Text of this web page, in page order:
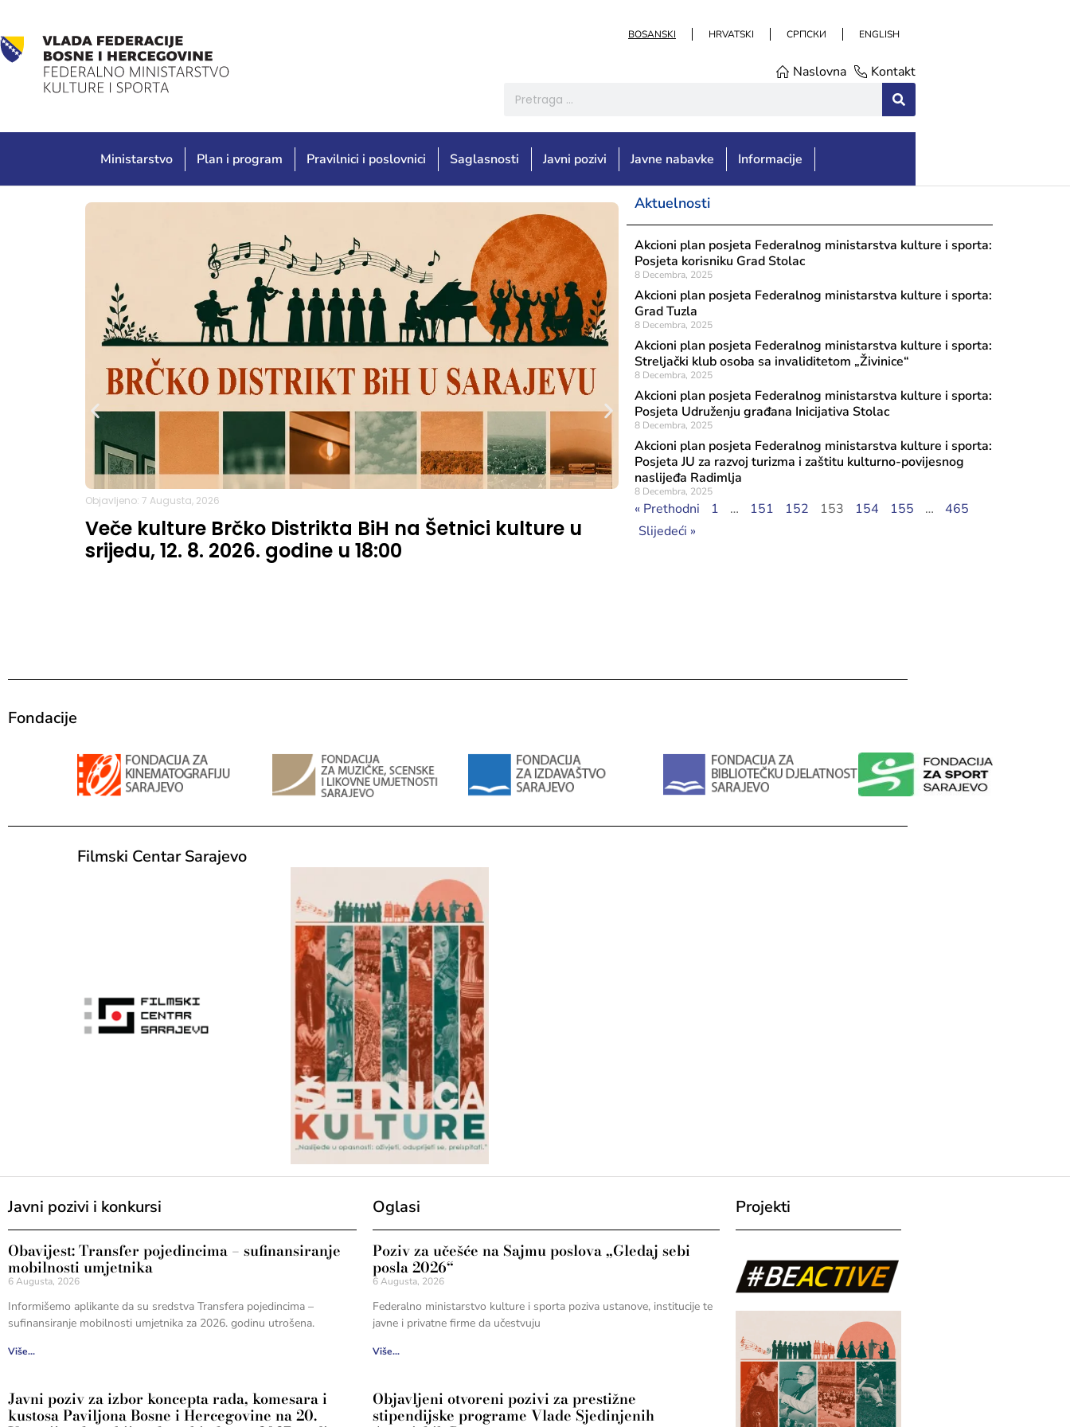
BOSANSKI HRVATSKI СРПСКИ ENGLISH
Naslovna Kontakt
Ministarstvo Plan i program Pravilnici i poslovnici Saglasnosti Javni pozivi Javne nabavke Informacije
Objavljeno: 7 Augusta, 2026
Veče kulture Brčko Distrikta BiH na Šetnici kulture u
srijedu, 12. 8. 2026. godine u 18:00
Objavljeno: 7 Augusta, 2026
Rezultati javnog poziva 2026: Transfer za
Aktuelnosti
Akcioni plan posjeta Federalnog ministarstva kulture i sporta:
Posjeta korisniku Grad Stolac
8 Decembra, 2025
Akcioni plan posjeta Federalnog ministarstva kulture i sporta:
Grad Tuzla
8 Decembra, 2025
Akcioni plan posjeta Federalnog ministarstva kulture i sporta:
Streljački klub osoba sa invaliditetom „Živinice“
8 Decembra, 2025
Akcioni plan posjeta Federalnog ministarstva kulture i sporta:
Posjeta Udruženju građana Inicijativa Stolac
8 Decembra, 2025
Akcioni plan posjeta Federalnog ministarstva kulture i sporta:
Posjeta JU za razvoj turizma i zaštitu kulturno-povijesnog
naslijeđa Radimlja
8 Decembra, 2025
« Prethodni 1 … 151 152 153 154 155 …
465
Slijedeći »
Fondacije
Filmski Centar Sarajevo
Javni pozivi i konkursi
Obavijest: Transfer pojedincima – sufinansiranje
mobilnosti umjetnika
6 Augusta, 2026
Informišemo aplikante da su sredstva Transfera pojedincima –
sufinansiranje mobilnosti umjetnika za 2026. godinu utrošena.
Više...
Javni poziv za izbor koncepta rada, komesara i
kustosa Paviljona Bosne i Hercegovine na 20.
Oglasi
Poziv za učešće na Sajmu poslova „Gledaj sebi
posla 2026“
6 Augusta, 2026
Federalno ministarstvo kulture i sporta poziva ustanove, institucije te
javne i privatne firme da učestvuju
Više...
Objavljeni otvoreni pozivi za prestižne
stipendijske programe Vlade Sjedinjenih
Projekti